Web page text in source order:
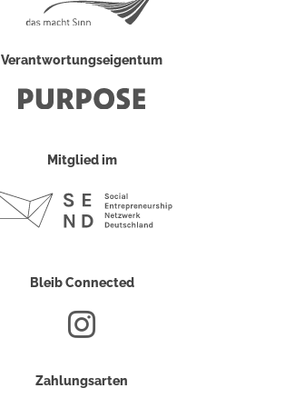
Verantwortungseigentum
Mitglied im
Bleib Connected
Zahlungsarten